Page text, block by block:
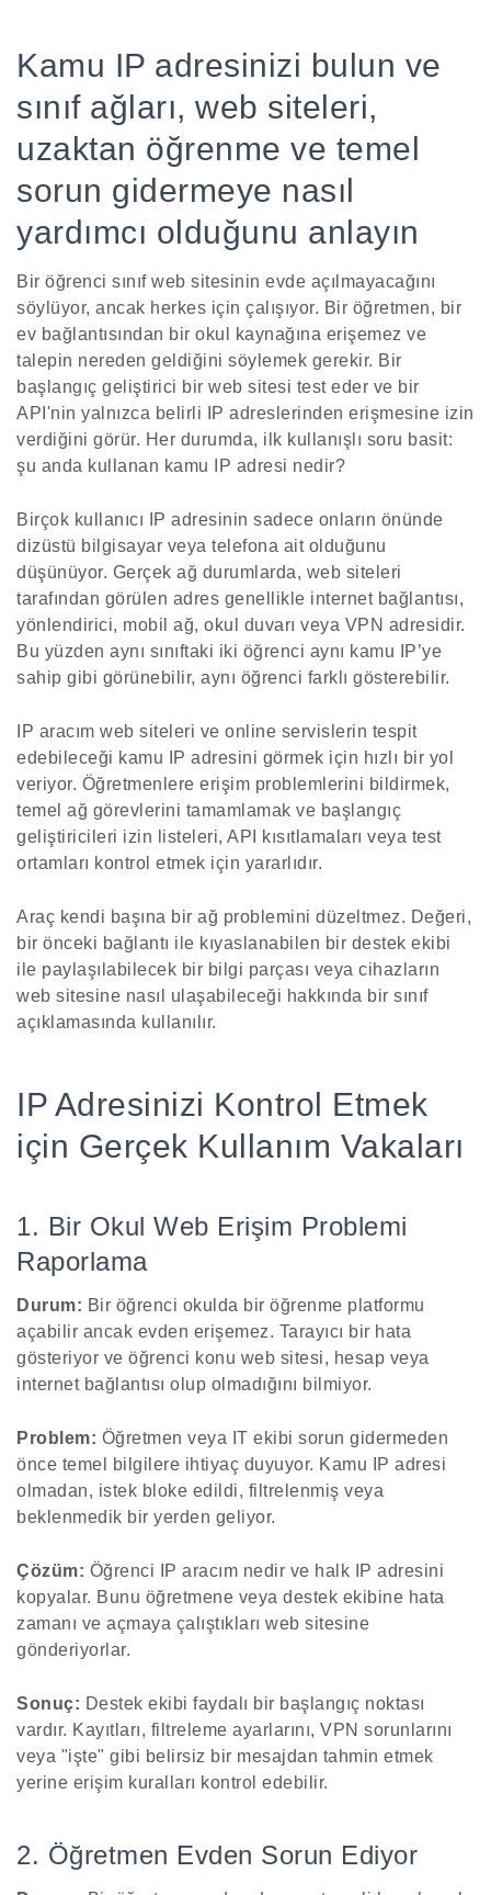
Kamu IP adresinizi bulun ve
sınıf ağları, web siteleri,
uzaktan öğrenme ve temel
sorun gidermeye nasıl
yardımcı olduğunu anlayın
Bir öğrenci sınıf web sitesinin evde açılmayacağını
söylüyor, ancak herkes için çalışıyor. Bir öğretmen, bir
ev bağlantısından bir okul kaynağına erişemez ve
talepin nereden geldiğini söylemek gerekir. Bir
başlangıç geliştirici bir web sitesi test eder ve bir
API'nin yalnızca belirli IP adreslerinden erişmesine izin
verdiğini görür. Her durumda, ilk kullanışlı soru basit:
şu anda kullanan kamu IP adresi nedir?
Birçok kullanıcı IP adresinin sadece onların önünde
dizüstü bilgisayar veya telefona ait olduğunu
düşünüyor. Gerçek ağ durumlarda, web siteleri
tarafından görülen adres genellikle internet bağlantısı,
yönlendirici, mobil ağ, okul duvarı veya VPN adresidir.
Bu yüzden aynı sınıftaki iki öğrenci aynı kamu IP’ye
sahip gibi görünebilir, aynı öğrenci farklı gösterebilir.
IP aracım web siteleri ve online servislerin tespit
edebileceği kamu IP adresini görmek için hızlı bir yol
veriyor. Öğretmenlere erişim problemlerini bildirmek,
temel ağ görevlerini tamamlamak ve başlangıç
geliştiricileri izin listeleri, API kısıtlamaları veya test
ortamları kontrol etmek için yararlıdır.
Araç kendi başına bir ağ problemini düzeltmez. Değeri,
bir önceki bağlantı ile kıyaslanabilen bir destek ekibi
ile paylaşılabilecek bir bilgi parçası veya cihazların
web sitesine nasıl ulaşabileceği hakkında bir sınıf
açıklamasında kullanılır.
IP Adresinizi Kontrol Etmek
için Gerçek Kullanım Vakaları
1. Bir Okul Web Erişim Problemi
Raporlama
Durum: Bir öğrenci okulda bir öğrenme platformu
açabilir ancak evden erişemez. Tarayıcı bir hata
gösteriyor ve öğrenci konu web sitesi, hesap veya
internet bağlantısı olup olmadığını bilmiyor.
Problem: Öğretmen veya IT ekibi sorun gidermeden
önce temel bilgilere ihtiyaç duyuyor. Kamu IP adresi
olmadan, istek bloke edildi, filtrelenmiş veya
beklenmedik bir yerden geliyor.
Çözüm: Öğrenci IP aracım nedir ve halk IP adresini
kopyalar. Bunu öğretmene veya destek ekibine hata
zamanı ve açmaya çalıştıkları web sitesine
gönderiyorlar.
Sonuç: Destek ekibi faydalı bir başlangıç noktası
vardır. Kayıtları, filtreleme ayarlarını, VPN sorunlarını
veya "işte" gibi belirsiz bir mesajdan tahmin etmek
yerine erişim kuralları kontrol edebilir.
2. Öğretmen Evden Sorun Ediyor